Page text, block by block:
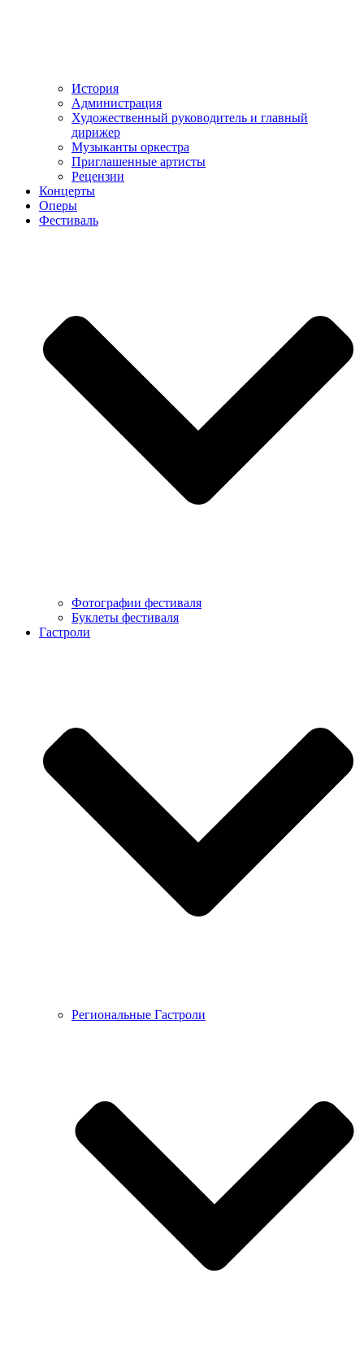
История
Администрация
Художественный руководитель и главный
дирижер
Музыканты оркестра
Приглашенные артисты
Рецензии
Концерты
Оперы
Фестиваль
Фотографии фестиваля
Буклеты фестиваля
Гастроли
Региональные Гастроли